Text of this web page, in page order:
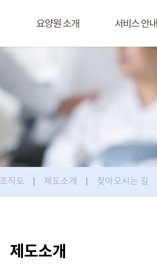
요양원 소개 서비스 안내
조직도 제도소개 찾아오시는 길
제도소개